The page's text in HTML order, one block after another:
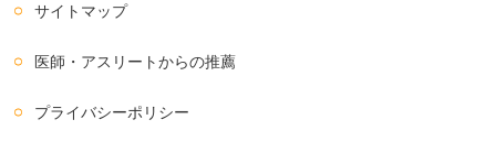
サイトマップ
医師・アスリートからの推薦
プライバシーポリシー